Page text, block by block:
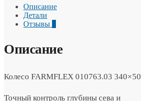
Описание
Детали
Отзывы
Описание
Колесо FARMFLEX 010763.03 340×50
Точный контроль глубины сева и